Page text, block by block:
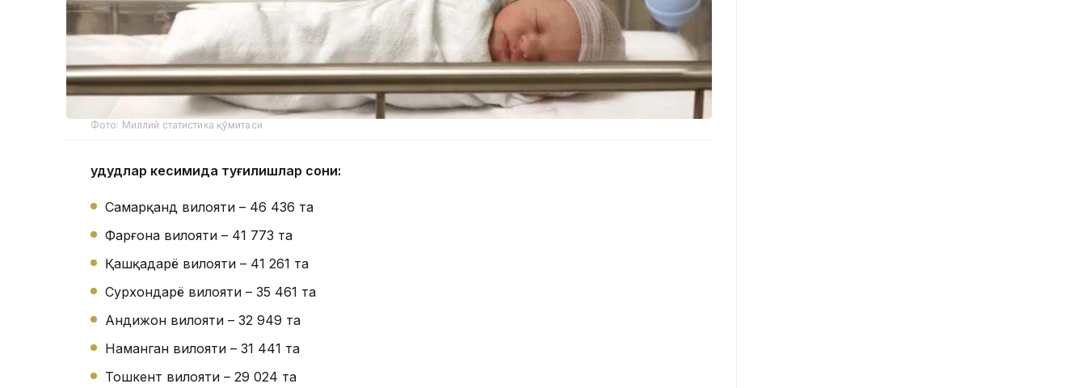
Фото: Миллий статистика қўмитаси
Ҳудудлар кесимида туғилишлар сони:
Самарқанд вилояти – 46 436 та
Фарғона вилояти – 41 773 та
Қашқадарё вилояти – 41 261 та
Сурхондарё вилояти – 35 461 та
Андижон вилояти – 32 949 та
Наманган вилояти – 31 441 та
Тошкент вилояти – 29 024 та